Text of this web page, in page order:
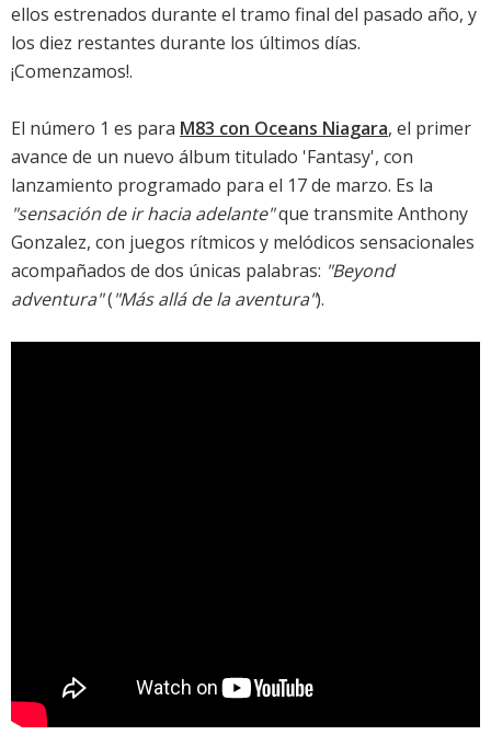
ellos estrenados durante el tramo final del pasado año, y
los diez restantes durante los últimos días.
¡Comenzamos!.
El número 1 es para M83 con Oceans Niagara, el primer
avance de un nuevo álbum titulado 'Fantasy', con
lanzamiento programado para el 17 de marzo. Es la
"sensación de ir hacia adelante"que transmite Anthony
Gonzalez, con juegos rítmicos y melódicos sensacionales
acompañados de dos únicas palabras: "Beyond
adventura"("Más allá de la aventura").